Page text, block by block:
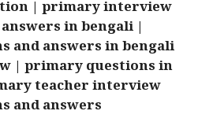
| primary interview
in bengali |
and answers in bengali
| primary questions in
teacher interview
and answers